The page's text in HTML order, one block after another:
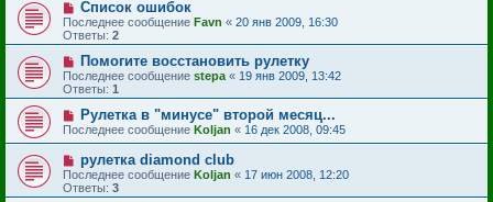
Список ошибок
Последнее сообщение Favn « 20 янв 2009, 16:30
Ответы: 2
Помогите восстановить рулетку
Последнее сообщение stepa « 19 янв 2009, 13:42
Ответы: 1
Рулетка в "минусе" второй месяц...
Последнее сообщение Koljan « 16 дек 2008, 09:45
рулетка diamond club
Последнее сообщение Koljan « 17 июн 2008, 12:20
Ответы: 3